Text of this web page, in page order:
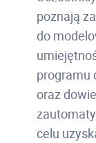
poznają
do
programu
oraz
celu